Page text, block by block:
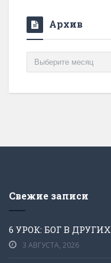
Архив
Архив
Свежие записи
6 УРОК: БОГ В ДРУГИХ
3 АВГУСТА, 2026